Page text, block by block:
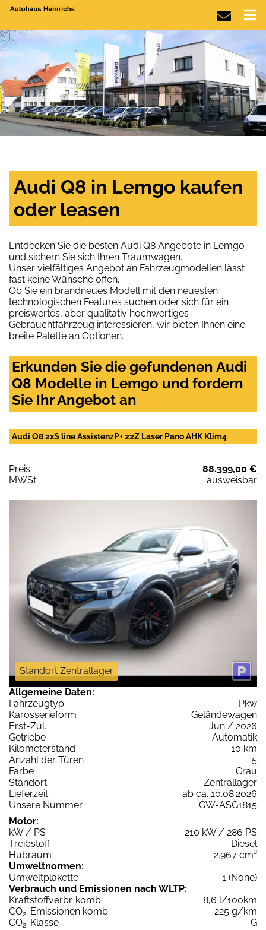
Audi Q8 in Lemgo kaufen
oder leasen
Entdecken Sie die besten Audi Q8 Angebote in Lemgo
und sichern Sie sich Ihren Traumwagen.
Unser vielfältiges Angebot an Fahrzeugmodellen lässt
fast keine Wünsche offen.
Ob Sie ein brandneues Modell mit den neuesten
technologischen Features suchen oder sich für ein
preiswertes, aber qualitativ hochwertiges
Gebrauchtfahrzeug interessieren, wir bieten Ihnen eine
breite Palette an Optionen.
Erkunden Sie die gefundenen Audi
Q8 Modelle in Lemgo und fordern
Sie Ihr Angebot an
Audi Q8 2xS line AssistenzP+ 22Z Laser Pano AHK Klim4
Preis:
88.399,00 €
MWSt:
ausweisbar
Standort Zentrallager
Allgemeine Daten:
Fahrzeugtyp
Pkw
Karosserieform
Geländewagen
Erst-Zul.
Jun / 2026
Getriebe
Automatik
Kilometerstand
10 km
Anzahl der Türen
5
Farbe
Grau
Standort
Zentrallager
Lieferzeit
ab ca. 10.08.2026
Unsere Nummer
GW-ASG1815
Motor:
kW / PS
210 kW / 286 PS
Treibstoff
Diesel
Hubraum
2.967 cm³
Umweltnormen:
Umweltplakette
1 (None)
Verbrauch und Emissionen nach WLTP:
Kraftstoffverbr. komb.
8,6 l/100km
CO2-Emissionen komb.
225 g/km
CO2-Klasse
G